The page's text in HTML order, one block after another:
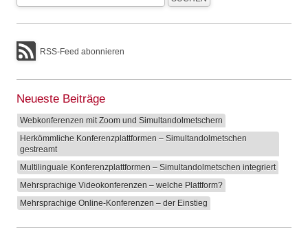
RSS-Feed abonnieren
Neueste Beiträge
Webkonferenzen mit Zoom und Simultandolmetschern
Herkömmliche Konferenzplattformen – Simultandolmetschen
gestreamt
Multilinguale Konferenzplattformen – Simultandolmetschen integriert
Mehrsprachige Videokonferenzen – welche Plattform?
Mehrsprachige Online-Konferenzen – der Einstieg